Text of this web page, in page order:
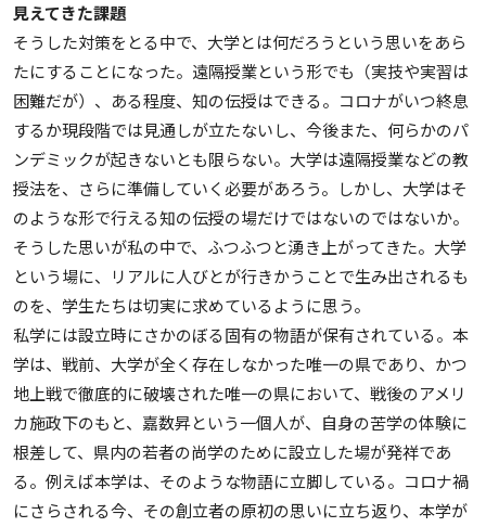
見えてきた課題
そうした対策をとる中で、大学とは何だろうという思いをあら
たにすることになった。遠隔授業という形でも（実技や実習は
困難だが）、ある程度、知の伝授はできる。コロナがいつ終息
するか現段階では見通しが立たないし、今後また、何らかのパ
ンデミックが起きないとも限らない。大学は遠隔授業などの教
授法を、さらに準備していく必要があろう。しかし、大学はそ
のような形で行える知の伝授の場だけではないのではないか。
そうした思いが私の中で、ふつふつと湧き上がってきた。大学
という場に、リアルに人びとが行きかうことで生み出されるも
のを、学生たちは切実に求めているように思う。
私学には設立時にさかのぼる固有の物語が保有されている。本
学は、戦前、大学が全く存在しなかった唯一の県であり、かつ
地上戦で徹底的に破壊された唯一の県において、戦後のアメリ
カ施政下のもと、嘉数昇という一個人が、自身の苦学の体験に
根差して、県内の若者の尚学のために設立した場が発祥であ
る。例えば本学は、そのような物語に立脚している。コロナ禍
にさらされる今、その創立者の原初の思いに立ち返り、本学が